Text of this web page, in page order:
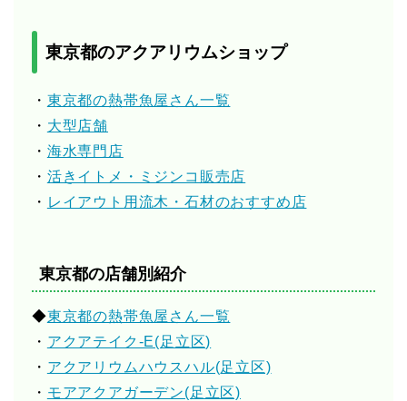
東京都のアクアリウムショップ
・ 東京都の熱帯魚屋さん一覧
・ 大型店舗
・ 海水専門店
・ 活きイトメ・ミジンコ販売店
・ レイアウト用流木・石材のおすすめ店
東京都の店舗別紹介
◆東京都の熱帯魚屋さん一覧
・ アクアテイク-E(足立区)
・ アクアリウムハウスハル(足立区)
・ モアアクアガーデン(足立区)